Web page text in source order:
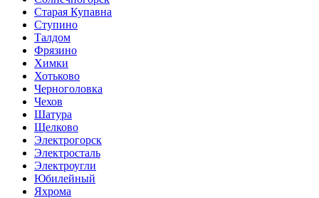
Старая Купавна
Ступино
Талдом
Фрязино
Химки
Хотьково
Черноголовка
Чехов
Шатура
Щелково
Электрогорск
Электросталь
Электроугли
Юбилейный
Яхрома